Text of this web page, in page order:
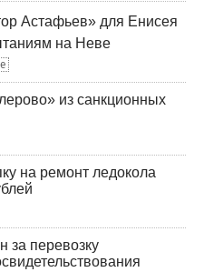
Астафьев» для Енисея
на Неве
из санкционных
на ремонт ледокола
перевозку